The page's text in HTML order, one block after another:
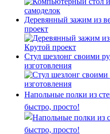
Деревянный зажим из
проект
Стул шезлонг своими
изготовления
Напольные полки из
быстро, просто!